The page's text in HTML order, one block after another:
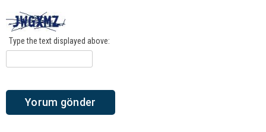
Type the text displayed above: